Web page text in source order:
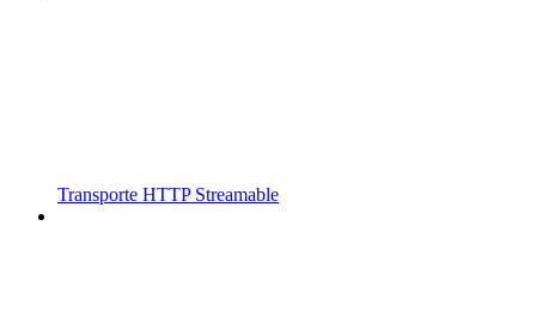
Transporte HTTP Streamable